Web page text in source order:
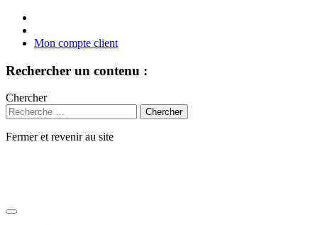
Mon compte client
Rechercher un contenu :
Chercher
Fermer et revenir au site